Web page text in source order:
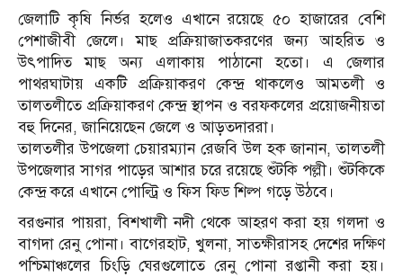
জেলাটি কৃষি নির্ভর হলেও এখানে রয়েছে ৫০ হাজারের বেশি
পেশাজীবী জেলে। মাছ প্রক্রিয়াজাতকরণের জন্য আহরিত ও
উৎপাদিত মাছ অন্য এলাকায় পাঠানো হতো। এ জেলার
পাথরঘাটায় একটি প্রক্রিয়াকরণ কেন্দ্র থাকলেও আমতলী ও
তালতলীতে প্রক্রিয়াকরণ কেন্দ্র স্থাপন ও বরফকলের প্রয়োজনীয়তা
বহু দিনের, জানিয়েছেন জেলে ও আড়তদাররা।
তালতলীর উপজেলা চেয়ারম্যান রেজবি উল হক জানান, তালতলী
উপজেলার সাগর পাড়ের আশার চরে রয়েছে শুঁটকি পল্লী। শুঁটকিকে
কেন্দ্র করে এখানে পোল্ট্রি ও ফিস ফিড শিল্প গড়ে উঠবে।
বরগুনার পায়রা, বিশখালী নদী থেকে আহরণ করা হয় গলদা ও
বাগদা রেনু পোনা। বাগেরহাট, খুলনা, সাতক্ষীরাসহ দেশের দক্ষিণ
পশ্চিমাঞ্চলের চিংড়ি ঘেরগুলোতে রেনু পোনা রপ্তানী করা হয়।